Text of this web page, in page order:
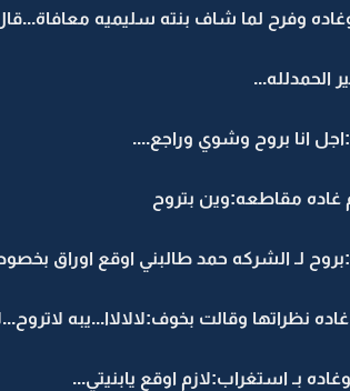
وفرح لما شاف بنته سليميه
الحمدلله...
انا بروح وشوي وراجع....
غاده مقاطعه:وين بتروح
لـ الشركه حمد طالبني اوقع اوراق
نظراتها وقالت بخوف:لالالاا...يبه
بـ استغراب:لازم اوقع يابنيتي...